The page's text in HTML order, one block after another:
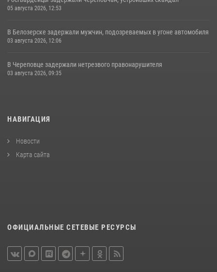
05 августа 2026, 12:53
В Белозерске задержали мужчин, подозреваемых в угоне автомобиля
03 августа 2026, 12:06
В Череповце задержали нетрезвого правонарушителя
03 августа 2026, 09:35
НАВИГАЦИЯ
Новости
Карта сайта
ОФИЦИАЛЬНЫЕ СЕТЕВЫЕ РЕСУРСЫ